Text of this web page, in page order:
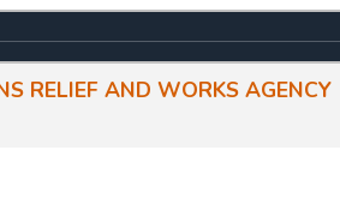
RELIEF AND WORKS AGENCY